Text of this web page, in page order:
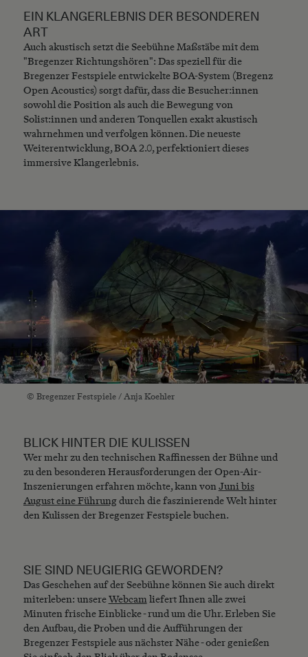
EIN KLANGERLEBNIS DER BESONDEREN
ART
Auch akustisch setzt die Seebühne Maßstäbe mit dem
"Bregenzer Richtungshören": Das speziell für die
Bregenzer Festspiele entwickelte BOA-System (Bregenz
Open Acoustics) sorgt dafür, dass die Besucher:innen
sowohl die Position als auch die Bewegung von
Solist:innen und anderen Tonquellen exakt akustisch
wahrnehmen und verfolgen können. Die neueste
Weiterentwicklung, BOA 2.0, perfektioniert dieses
immersive Klangerlebnis.
© Bregenzer Festspiele / Anja Koehler
BLICK HINTER DIE KULISSEN
Wer mehr zu den technischen Raffinessen der Bühne und
zu den besonderen Herausforderungen der Open-Air-
Inszenierungen erfahren möchte, kann vonJuni bis
August eine Führungdurch die faszinierende Welt hinter
den Kulissen der Bregenzer Festspiele buchen.
SIE SIND NEUGIERIG GEWORDEN?
Das Geschehen auf der Seebühne können Sie auch direkt
miterleben: unsereWebcamliefert Ihnen alle zwei
Minuten frische Einblicke - rund um die Uhr. Erleben Sie
den Aufbau, die Proben und die Aufführungen der
Bregenzer Festspiele aus nächster Nähe - oder genießen